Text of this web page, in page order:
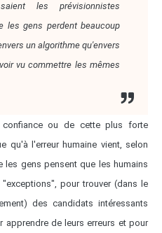
les prévisionnistes
les gens perdent beaucoup
un algorithme qu'envers
vu commettre les mêmes
ou de cette plus forte
qu'à l'erreur humaine vient, selon
les gens pensent que les humains
pour trouver (dans le
des candidats intéressants
de leurs erreurs et pour